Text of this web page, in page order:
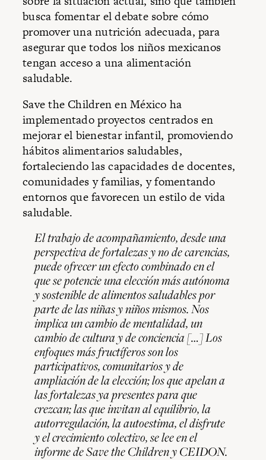
busca fomentar el debate sobre cómo
promover una nutrición adecuada, para
asegurar que todos los niños mexicanos
tengan acceso a una alimentación
saludable.
Save the Children en México ha
implementado proyectos centrados en
mejorar el bienestar infantil, promoviendo
hábitos alimentarios saludables,
fortaleciendo las capacidades de docentes,
comunidades y familias, y fomentando
entornos que favorecen un estilo de vida
saludable.
El trabajo de acompañamiento, desde una
perspectiva de fortalezas y no de carencias,
puede ofrecer un efecto combinado en el
que se potencie una elección más autónoma
y sostenible de alimentos saludables por
parte de las niñas y niños mismos. Nos
implica un cambio de mentalidad, un
cambio de cultura y de conciencia […] Los
enfoques más fructíferos son los
participativos, comunitarios y de
ampliación de la elección; los que apelan a
las fortalezas ya presentes para que
crezcan; las que invitan al equilibrio, la
autorregulación, la autoestima, el disfrute
y el crecimiento colectivo, se lee en el
informe de Save the Children y CEIDON.